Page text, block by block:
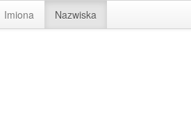
Imiona Nazwiska